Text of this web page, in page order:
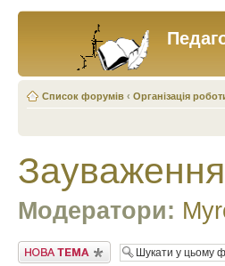
Список форумів ‹ Організація
Модератори:
Створити нову тему